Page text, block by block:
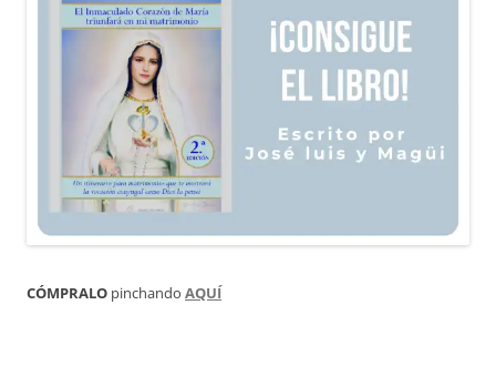
CÓMPRALO pinchando AQUÍ